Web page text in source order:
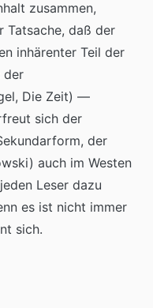
zusammen,
Tatsache, daß der
inhärenter Teil der
der
Die Zeit) —
sich der
der
auch im Westen
Leser dazu
es ist nicht immer
sich.